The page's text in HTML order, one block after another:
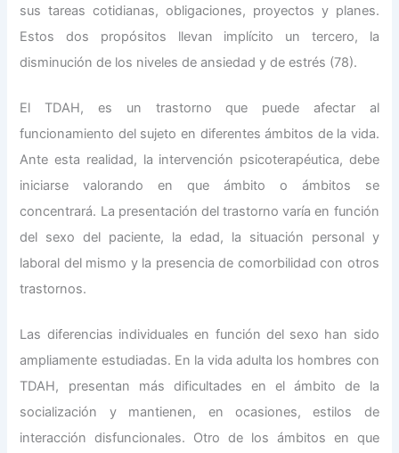
sus tareas cotidianas, obligaciones, proyectos y planes.
Estos dos propósitos llevan implícito un tercero, la
disminución de los niveles de ansiedad y de estrés (78).
El TDAH, es un trastorno que puede afectar al
funcionamiento del sujeto en diferentes ámbitos de la vida.
Ante esta realidad, la intervención psicoterapéutica, debe
iniciarse valorando en que ámbito o ámbitos se
concentrará. La presentación del trastorno varía en función
del sexo del paciente, la edad, la situación personal y
laboral del mismo y la presencia de comorbilidad con otros
trastornos.
Las diferencias individuales en función del sexo han sido
ampliamente estudiadas. En la vida adulta los hombres con
TDAH, presentan más dificultades en el ámbito de la
socialización y mantienen, en ocasiones, estilos de
interacción disfuncionales. Otro de los ámbitos en que